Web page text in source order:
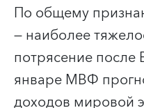
По общему
— наиболее
потрясение после
январе МВФ
доходов мировой